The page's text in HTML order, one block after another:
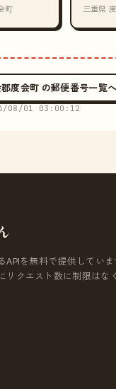
町 三重県
度会町 の郵便番号一覧
08/01 03:00:12
APIを無料で提供していま
リクエスト数に制限はな